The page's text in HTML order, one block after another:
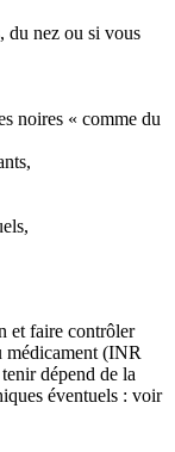
du nez ou si vous
noires « comme du
et faire contrôler
médicament (INR
dépend de la
éventuels : voir